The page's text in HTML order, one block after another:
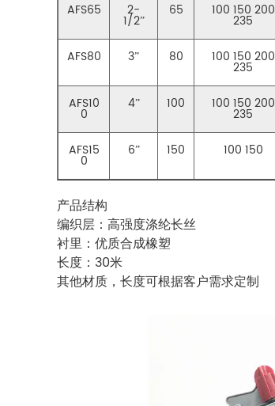
AFS65
2-
1/2”
65 100 150 200
235
AFS80
3” 80 100 150 200
235
AFS10
0
4” 100 100 150 200
235
AFS15
0
6” 150 100 150
产品结构
编织层：高强度涤纶长丝
衬里：优质合成橡塑
长度：30米
其他材质，长度可根据客户需求定制